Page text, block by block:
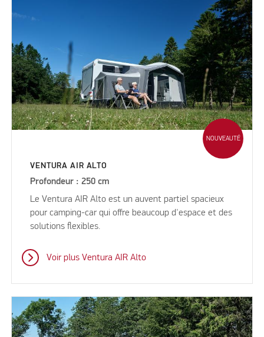
NOUVEAUTÉ
VENTURA AIR ALTO
Profondeur : 250 cm
Le Ventura AIR Alto est un auvent partiel spacieux
pour camping-car qui offre beaucoup d'espace et des
solutions flexibles.
Voir plus Ventura AIR Alto